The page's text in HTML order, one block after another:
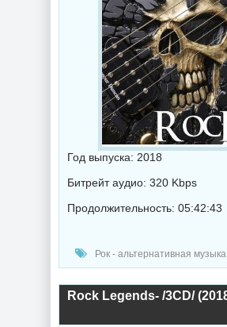
Год выпуска: 2018
Битрейт аудио: 320 Kbps
Продолжительность: 05:42:43
Рок - альтернативная музыка